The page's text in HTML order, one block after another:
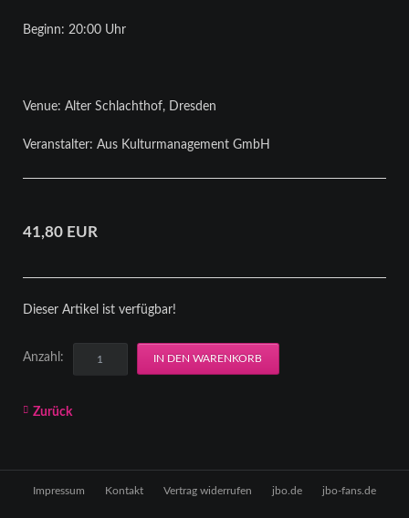
Beginn: 20:00 Uhr
Venue: Alter Schlachthof, Dresden
Veranstalter: Aus Kulturmanagement GmbH
41,80 EUR
Dieser Artikel ist verfügbar!
Anzahl:
Zurück
Impressum Kontakt Vertrag widerrufen jbo.de jbo-fans.de